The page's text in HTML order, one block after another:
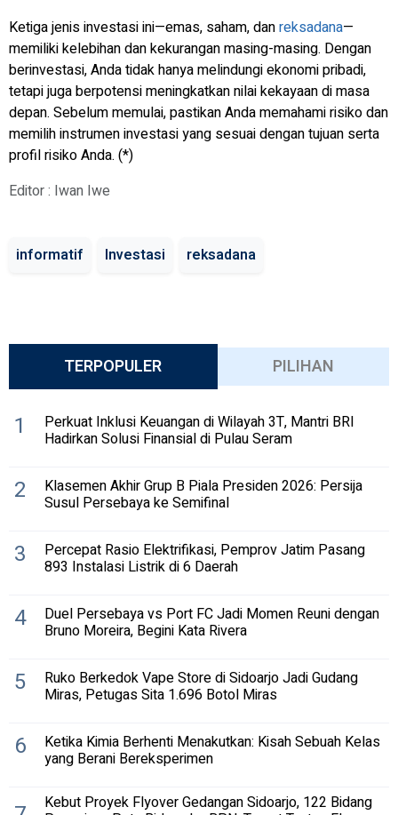
Ketiga jenis investasi ini—emas, saham, danreksadana—
memiliki kelebihan dan kekurangan masing-masing. Dengan
berinvestasi, Anda tidak hanya melindungi ekonomi pribadi,
tetapi juga berpotensi meningkatkan nilai kekayaan di masa
depan. Sebelum memulai, pastikan Anda memahami risiko dan
memilih instrumen investasi yang sesuai dengan tujuan serta
profil risiko Anda. (*)
Editor : Iwan Iwe
informatif Investasi reksadana
TERPOPULER PILIHAN
1 Perkuat Inklusi Keuangan di Wilayah 3T, Mantri BRI
Hadirkan Solusi Finansial di Pulau Seram
2 Klasemen Akhir Grup B Piala Presiden 2026: Persija
Susul Persebaya ke Semifinal
3 Percepat Rasio Elektrifikasi, Pemprov Jatim Pasang
893 Instalasi Listrik di 6 Daerah
4 Duel Persebaya vs Port FC Jadi Momen Reuni dengan
Bruno Moreira, Begini Kata Rivera
5 Ruko Berkedok Vape Store di Sidoarjo Jadi Gudang
Miras, Petugas Sita 1.696 Botol Miras
6 Ketika Kimia Berhenti Menakutkan: Kisah Sebuah Kelas
yang Berani Bereksperimen
Kebut Proyek Flyover Gedangan Sidoarjo, 122 Bidang